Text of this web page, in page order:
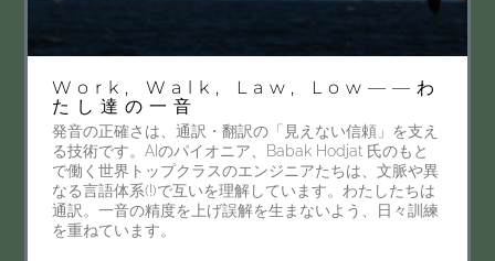
Work, Walk, Law, Low——わ
たし達の一音
発音の正確さは、通訳・翻訳の「見えない信頼」を支え
る技術です。AIのパイオニア、Babak Hodjat 氏のもと
で働く世界トップクラスのエンジニアたちは、文脈や異
なる言語体系(!)で互いを理解しています。わたしたちは
通訳。一音の精度を上げ誤解を生まないよう、日々訓練
を重ねています。